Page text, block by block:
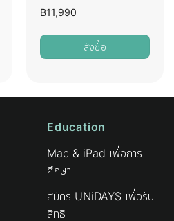
฿11,990
สั่งซื้อ
Education
Mac & iPad เพื่อการ
ศึกษา
สมัคร UNiDAYS เพื่อรับ
สิทธิ